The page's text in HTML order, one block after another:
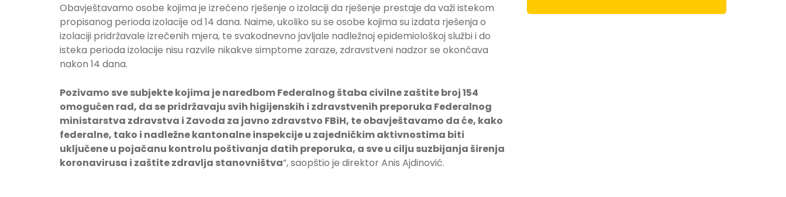
Obavještavamo osobe kojima je izrečeno rješenje o izolaciji da rješenje prestaje da važi istekom
propisanog perioda izolacije od 14 dana. Naime, ukoliko su se osobe kojima su izdata rješenja o
izolaciji pridržavale izrečenih mjera, te svakodnevno javljale nadležnoj epidemiološkoj službi i do
isteka perioda izolacije nisu razvile nikakve simptome zaraze, zdravstveni nadzor se okončava
nakon 14 dana.
Pozivamo sve subjekte kojima je naredbom Federalnog štaba civilne zaštite broj 154
omogućen rad, da se pridržavaju svih higijenskih i zdravstvenih preporuka Federalnog
ministarstva zdravstva i Zavoda za javno zdravstvo FBiH, te obavještavamo da će, kako
federalne, tako i nadležne kantonalne inspekcije u zajedničkim aktivnostima biti
uključene u pojačanu kontrolu poštivanja datih preporuka, a sve u cilju suzbijanja širenja
koronavirusa i zaštite zdravlja stanovništva”, saopštio je direktor Anis Ajdinović.